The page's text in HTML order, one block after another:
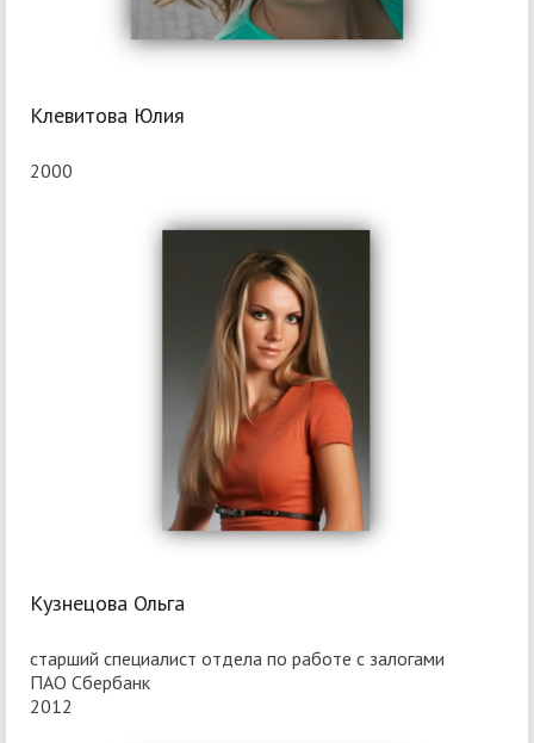
Клевитова Юлия
2000
Кузнецова Ольга
старший специалист отдела по работе с залогами
ПАО Сбербанк
2012